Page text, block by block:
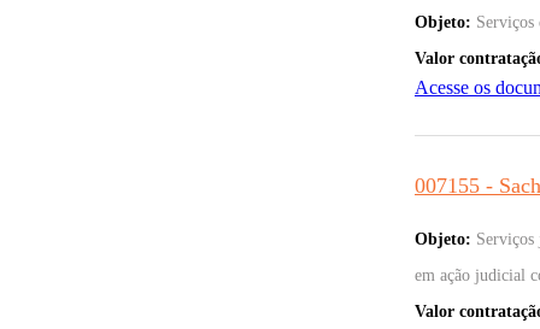
Objeto: Serviços
Valor
Acesse os
007155 -
Objeto: Serviços
em ação judicial
Valor